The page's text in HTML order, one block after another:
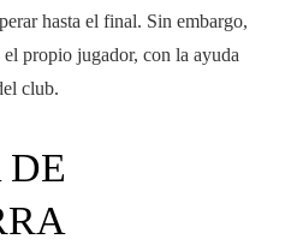
hasta el final. Sin embargo,
propio jugador, con la ayuda
club.